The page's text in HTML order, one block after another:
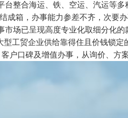
整合海运、铁、空运、汽运等
成箱，办事能力参差不齐，次要
场已呈现高度专业化取细分化
工贸企业供给靠得住且价钱锁定
户口碑及增值办事，从询价、方